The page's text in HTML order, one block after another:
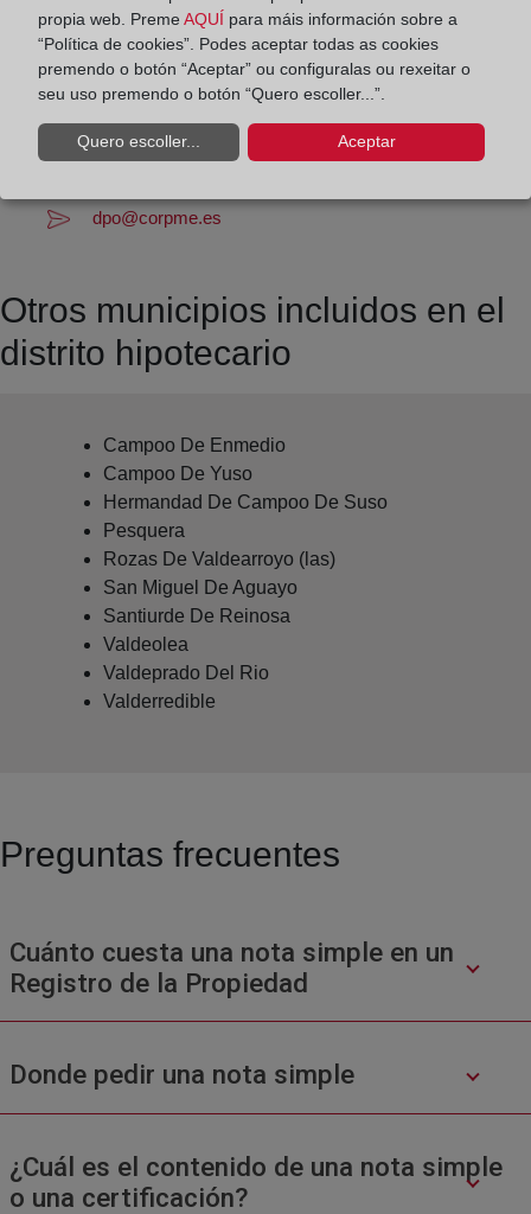
942 21 40 00
reinosa@registrodelapropiedad.org
Carlos Soto Carranceja
dpo@corpme.es
Otros municipios incluidos en el
distrito hipotecario
Campoo De Enmedio
Campoo De Yuso
Hermandad De Campoo De Suso
Pesquera
Rozas De Valdearroyo (las)
San Miguel De Aguayo
Santiurde De Reinosa
Valdeolea
Valdeprado Del Rio
Valderredible
Preguntas frecuentes
Cuánto cuesta una nota simple en un
Registro de la Propiedad
Donde pedir una nota simple
¿Cuál es el contenido de una nota simple
o una certificación?
propia web. Preme AQUÍ para máis información sobre a
“Política de cookies”. Podes aceptar todas as cookies
premendo o botón “Aceptar” ou configuralas ou rexeitar o
seu uso premendo o botón “Quero escoller...”.
Quero escoller... Aceptar